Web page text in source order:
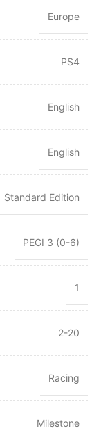
Europe
PS4
English
English
Standard Edition
PEGI 3 (0-6)
1
2-20
Racing
Milestone